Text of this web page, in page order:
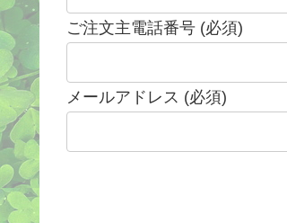
ご注文主電話番号 (必須)
メールアドレス (必須)